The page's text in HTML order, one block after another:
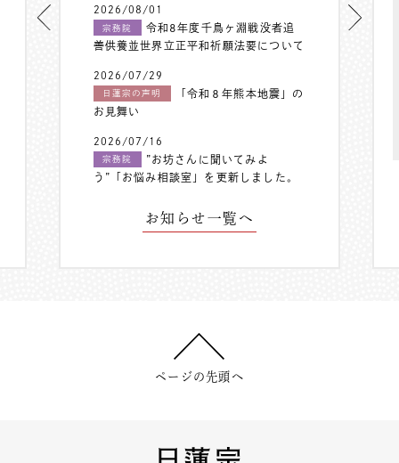
2026/08/01
宗務院
令和8年度千鳥ヶ淵戦没者追
善供養並世界立正平和祈願法要について
2026/07/29
日蓮宗の声明
「令和８年熊本地震」の
お見舞い
2026/07/16
宗務院
”お坊さんに聞いてみよ
う”「お悩み相談室」を更新しました。
お知らせ一覧へ
ページの先頭へ